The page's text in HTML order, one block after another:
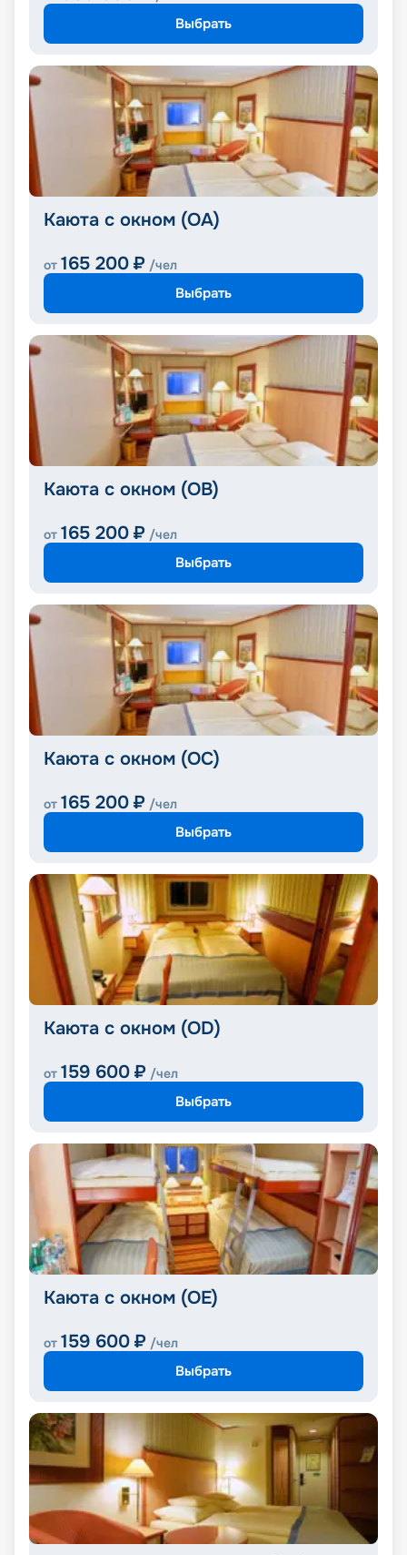
Выбрать
Каюта с окном (OA)
от 165 200 ₽ /чел
Выбрать
Каюта с окном (OB)
от 165 200 ₽ /чел
Выбрать
Каюта с окном (OC)
от 165 200 ₽ /чел
Выбрать
Каюта с окном (OD)
от 159 600 ₽ /чел
Выбрать
Каюта с окном (OE)
от 159 600 ₽ /чел
Выбрать